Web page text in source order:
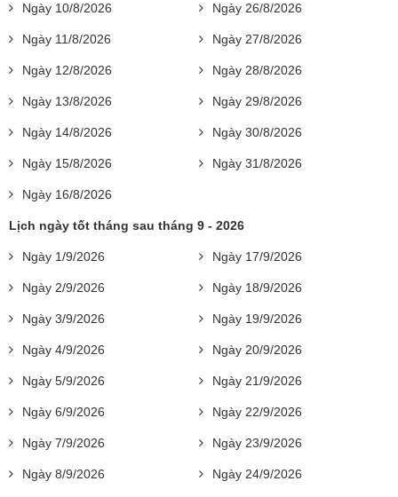
Ngày 10/8/2026
Ngày 11/8/2026
Ngày 12/8/2026
Ngày 13/8/2026
Ngày 14/8/2026
Ngày 15/8/2026
Ngày 16/8/2026
Ngày 26/8/2026
Ngày 27/8/2026
Ngày 28/8/2026
Ngày 29/8/2026
Ngày 30/8/2026
Ngày 31/8/2026
Lịch ngày tốt tháng sau tháng 9 - 2026
Ngày 1/9/2026
Ngày 2/9/2026
Ngày 3/9/2026
Ngày 4/9/2026
Ngày 5/9/2026
Ngày 6/9/2026
Ngày 7/9/2026
Ngày 8/9/2026
Ngày 17/9/2026
Ngày 18/9/2026
Ngày 19/9/2026
Ngày 20/9/2026
Ngày 21/9/2026
Ngày 22/9/2026
Ngày 23/9/2026
Ngày 24/9/2026